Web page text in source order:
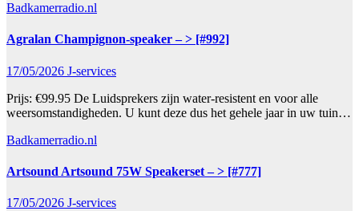
Badkamerradio.nl
Agralan Champignon-speaker – > [#992]
17/05/2026 J-services
Prijs: €99.95 De Luidsprekers zijn water-resistent en voor alle
weersomstandigheden. U kunt deze dus het gehele jaar in uw tuin…
Badkamerradio.nl
Artsound Artsound 75W Speakerset – > [#777]
17/05/2026 J-services